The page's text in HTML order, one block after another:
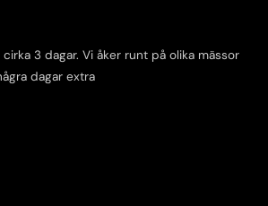
3 dagar. Vi åker runt på olika mässor
dagar extra